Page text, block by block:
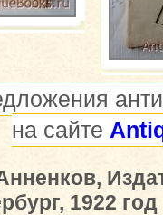
на сайте
1922 год